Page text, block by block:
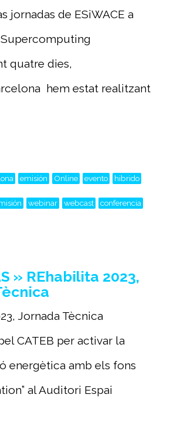
jornadas de ESiWACE a
quatre dies,
hem estat realitzant
emisión Online evento hibrido
webinar webcast conferencia
» REhabilita 2023,
Jornada Tècnica
CATEB per activar la
energètica amb els fons
al Auditori Espai